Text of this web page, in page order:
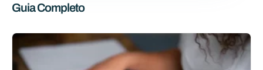
Guia Completo